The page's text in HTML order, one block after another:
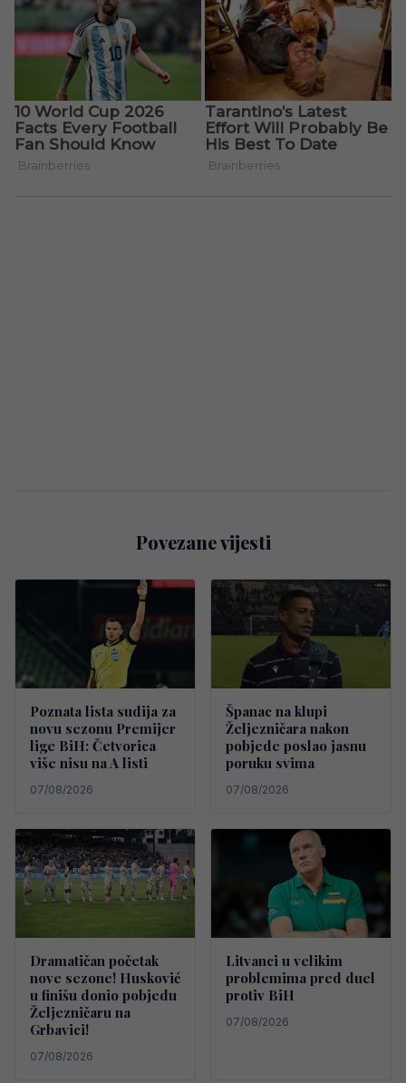
Povezane vijesti
Poznata lista sudija za
novu sezonu Premijer
lige BiH: Četvorica
više nisu na A listi
07/08/2026
Španac na klupi
Željezničara nakon
pobjede poslao jasnu
poruku svima
07/08/2026
Dramatičan početak
nove sezone! Husković
u finišu donio pobjedu
Željezničaru na
Grbavici!
07/08/2026
Litvanci u velikim
problemima pred duel
protiv BiH
07/08/2026